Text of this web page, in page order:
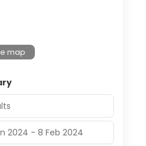
map
2024 - 8 Feb 2024